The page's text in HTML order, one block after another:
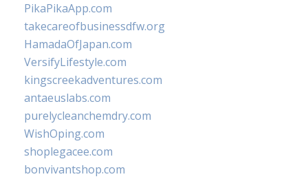
PikaPikaApp.com
takecareofbusinessdfw.org
HamadaOfJapan.com
VersifyLifestyle.com
kingscreekadventures.com
antaeuslabs.com
purelycleanchemdry.com
WishOping.com
shoplegacee.com
bonvivantshop.com